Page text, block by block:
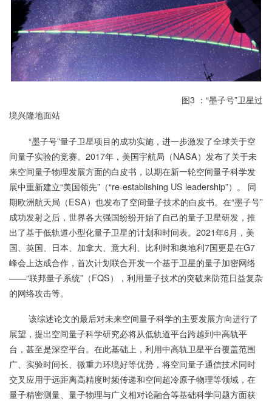
图3 ：“墨子号”卫星过
境兴隆地面站
“墨子号”量子卫星项目的成功实施，进一步激发了全球关于空
间量子实验的竞赛。2017年，美国宇航局（NASA）发布了关于未
来空间量子物理发展方面的白皮书，以期在新一轮空间量子科学发
展中重新建立“美国领先”（“re-establishing US leadership”）。 同
期欧洲航天局（ESA）也发布了空间量子技术的白皮书。在“墨子号”
成功发射之后，世界各大强国纷纷开始了自己的量子卫星研发，推
出了基于低轨道小型化量子卫星的计划和时间表。2021年6月，美
国、英国、日本、加拿大、意大利、比利时和奥地利7国更是在G7
峰会上达成合作，首次计划联合开发一个基于卫星的量子加密网络
——“联邦量子系统”（FQS），利用量子技术的突破来防范日益复杂
的网络攻击等。
该综述论文的最后对未来空间量子科学的主要发展方向进行了
展望，提出空间量子科学研究必将从低轨道平台跨越到中高轨平
台，甚至是深空平台。在此基础上，利用中高轨卫星平台覆盖范围
广、实验时间长、微重力环境好等优势，将空间量子通信技术同时
交叉应用于远距离高精度时频传递和空间超冷原子物理等领域，在
量子精密测量、量子物理与广义相对论融合等基础科学问题方面获